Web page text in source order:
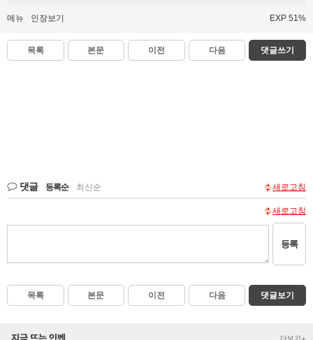
메뉴 인장보기 EXP 51%
목록 본문 이전 다음 댓글쓰기
댓글 등록순 최신순 새로고침
새로고침
등록
목록 본문 이전 다음 댓글보기
지금 뜨는 인벤